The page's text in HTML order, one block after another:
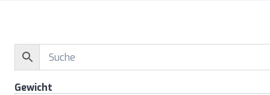
Gewicht